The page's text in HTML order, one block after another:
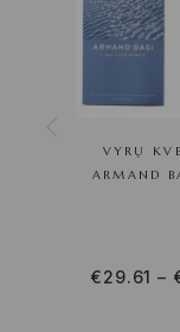
VYRŲ
ARMAND
€29.61 –